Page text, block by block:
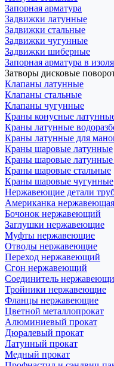
Запорная арматура
Задвижки латунные
Задвижки стальные
Задвижки чугунные
Задвижки шиберные
Запорная арматура в
Затворы дисковые
Клапаны латунные
Клапаны стальные
Клапаны чугунные
Краны конусные
Краны латунные
Краны латунные для
Краны шаровые латунные
Краны шаровые латунные
Краны шаровые стальные
Краны шаровые чугунные
Нержавеющие детали
Американка нержавеющая
Бочонок нержавеющий
Заглушки нержавеющие
Муфты нержавеющие
Отводы нержавеющие
Переход нержавеющий
Сгон нержавеющий
Соединитель
Тройники нержавеющие
Фланцы нержавеющие
Цветной металлопрокат
Алюминиевый прокат
Дюралевый прокат
Латунный прокат
Медный прокат